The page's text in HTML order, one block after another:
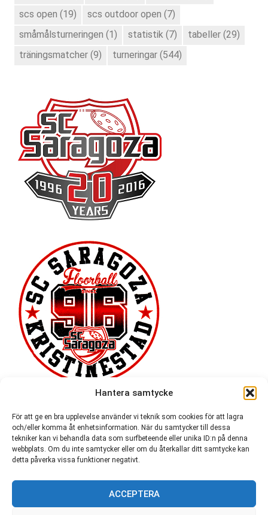
Hantera samtycke
För att ge en bra upplevelse använder vi teknik som cookies för att lagra
och/eller komma åt enhetsinformation. När du samtycker till dessa
tekniker kan vi behandla data som surfbeteende eller unika ID:n på denna
webbplats. Om du inte samtycker eller om du återkallar ditt samtycke kan
detta påverka vissa funktioner negativt.
ACCEPTERA
scs open (19) scs outdoor open (7)
småmålsturneringen (1) statistik (7) tabeller (29)
träningsmatcher (9) turneringar (544)